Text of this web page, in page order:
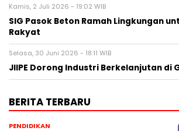
Kamis, 2 Juli 2026 - 19:02 WIB
SIG Pasok Beton Ramah Lingkungan
Rakyat
Selasa, 30 Juni 2026 - 18:11 WIB
JIIPE Dorong Industri Berkelanjutan di
BERITA TERBARU
PENDIDIKAN